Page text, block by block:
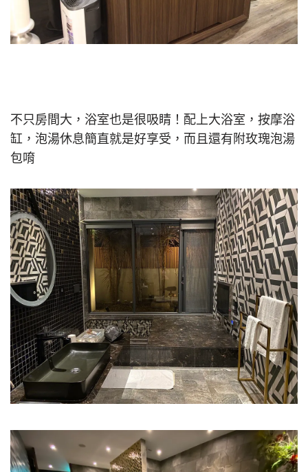
不只房間大，浴室也是很吸睛！配上大浴室，按摩浴
缸，泡湯休息簡直就是好享受，而且還有附玫瑰泡湯
包唷